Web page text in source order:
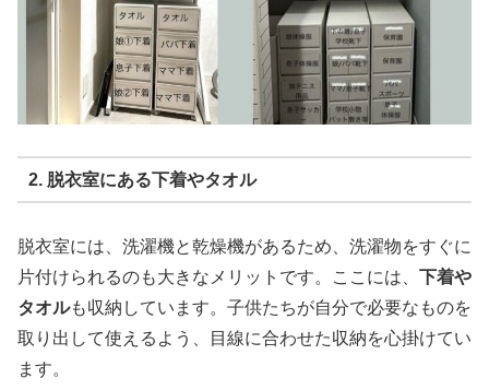
2. 脱衣室にある下着やタオル
脱衣室には、洗濯機と乾燥機があるため、洗濯物をすぐに
片付けられるのも大きなメリットです。ここには、 下着や
タオルも収納しています。子供たちが自分で必要なものを
取り出して使えるよう、目線に合わせた収納を心掛けてい
ます。